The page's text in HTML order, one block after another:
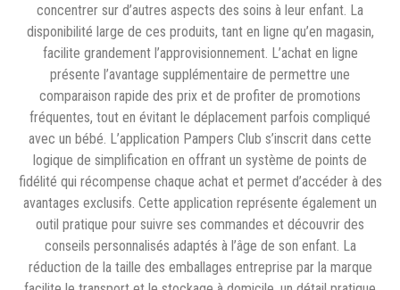
concentrer sur d’autres aspects des soins à leur enfant. La
disponibilité large de ces produits, tant en ligne qu’en magasin,
facilite grandement l’approvisionnement. L’achat en ligne
présente l’avantage supplémentaire de permettre une
comparaison rapide des prix et de profiter de promotions
fréquentes, tout en évitant le déplacement parfois compliqué
avec un bébé. L’application Pampers Club s’inscrit dans cette
logique de simplification en offrant un système de points de
fidélité qui récompense chaque achat et permet d’accéder à des
avantages exclusifs. Cette application représente également un
outil pratique pour suivre ses commandes et découvrir des
conseils personnalisés adaptés à l’âge de son enfant. La
réduction de la taille des emballages entreprise par la marque